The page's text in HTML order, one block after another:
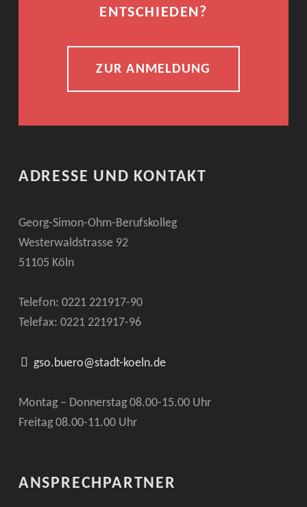
ENTSCHIEDEN?
ZUR ANMELDUNG
ADRESSE UND KONTAKT
Georg-Simon-Ohm-Berufskolleg
Westerwaldstrasse 92
51105 Köln
Telefon: 0221 221917-90
Telefax: 0221 221917-96
gso.buero@stadt-koeln.de
Montag – Donnerstag 08.00-15.00 Uhr
Freitag 08.00-11.00 Uhr
ANSPRECHPARTNER